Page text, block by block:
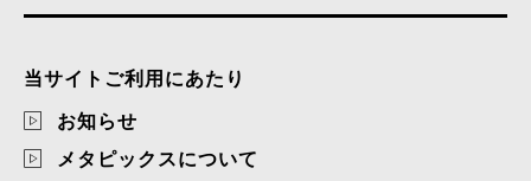
当サイトご利用にあたり
お知らせ
メタピックスについて